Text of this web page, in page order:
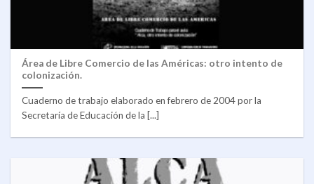
Área de Libre Comercio de las Américas: otro intento de
colonización.
Cuaderno de trabajo elaborado en febrero de 2004 por la
Secretaría de Educación de la [...]